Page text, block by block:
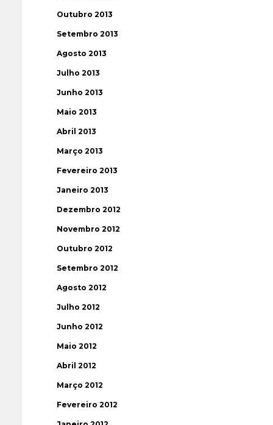
Outubro 2013
Setembro 2013
Agosto 2013
Julho 2013
Junho 2013
Maio 2013
Abril 2013
Março 2013
Fevereiro 2013
Janeiro 2013
Dezembro 2012
Novembro 2012
Outubro 2012
Setembro 2012
Agosto 2012
Julho 2012
Junho 2012
Maio 2012
Abril 2012
Março 2012
Fevereiro 2012